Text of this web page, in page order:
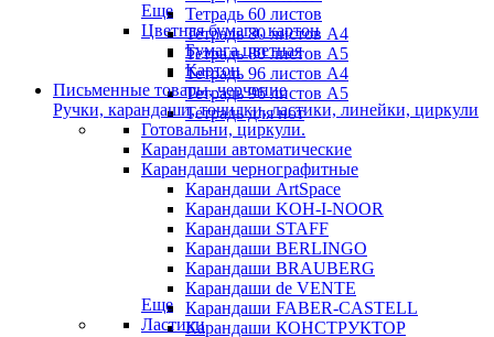
Тетрадь 60 листов
Тетрадь 80 листов А4
Тетрадь 80 листов А5
Тетрадь 96 листов А4
Тетрадь 96 листов А5
Тетрадь для нот
Еще
Цветная бумага, картон
Бумага цветная
Картон
Письменные товары, черчение
Ручки, карандаши, точилки, ластики, линейки, циркули
Готовальни, циркули.
Карандаши автоматические
Карандаши чернографитные
Карандаши ArtSpace
Карандаши KOH-I-NOOR
Карандаши STAFF
Карандаши BERLINGO
Карандаши BRAUBERG
Карандаши de VENTE
Карандаши FABER-CASTELL
Карандаши КОНСТРУКТОР
Еще
Ластики